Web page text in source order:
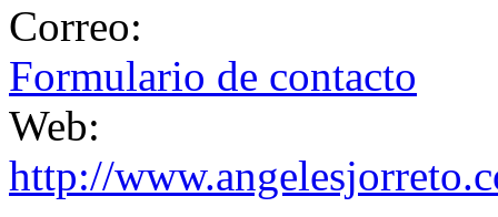
Correo:
Formulario de contacto
Web:
http://